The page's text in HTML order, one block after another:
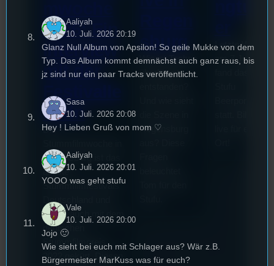
2026: Ein
Interview
mit der
Festivalle
iterin
Die
Regensburg ist das
älteste
Stummfilmfestivals
Deutschland und
wurde auch mit dem
deutschen
Stummfilmpreis
2022 gekürt. Diesen
sburg
Wie ist Techno
überhaupt
Regensburg
Letzte Woche
am 7.Juli 2026
Aaliyah
10. Juli. 2026 20:19
Glanz Null Album von Apsilon! So geile Mukke von dem
Typ. Das Album kommt demnächst auch ganz raus, bis
jz sind nur ein paar Tracks veröffentlicht.
Sasa
10. Juli. 2026 20:08
Hey ! Lieben Gruß von mom ♡
Aaliyah
10. Juli. 2026 20:01
YOOO was geht stufu
Vale
10. Juli. 2026 20:00
Jojo 🙂
Wie sieht bei euch mit Schlager aus? Wär z.B.
Bürgermeister MarKuss was für euch?